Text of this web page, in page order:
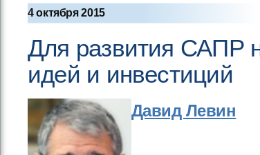
4 октября 2015
Для развития САПР
идей и инвестиций
Давид Левин